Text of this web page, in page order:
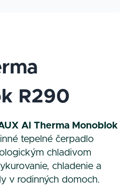
R290
AI Therma Monoblok
tepelné čerpadlo
chladivom
chladenie a
v rodinných domoch.